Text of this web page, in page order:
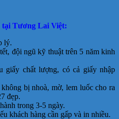
tại Tương Lai Việt:
lý.
đội ngũ kỹ thuật trên 5 năm kinh
giấy chất lượng, có cả giấy nhập
bị nhoà, mờ, lem luốc cho ra
đẹp.
trong 3-5 ngày.
khách hàng cần gấp và in nhiều.